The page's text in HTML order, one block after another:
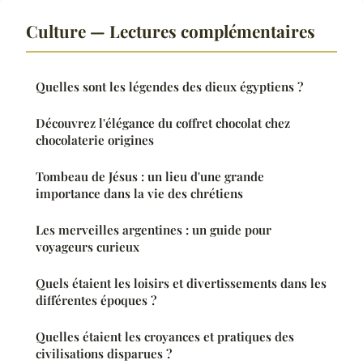
Culture — Lectures complémentaires
Quelles sont les légendes des dieux égyptiens ?
Découvrez l'élégance du coffret chocolat chez
chocolaterie origines
Tombeau de Jésus : un lieu d'une grande
importance dans la vie des chrétiens
Les merveilles argentines : un guide pour
voyageurs curieux
Quels étaient les loisirs et divertissements dans les
différentes époques ?
Quelles étaient les croyances et pratiques des
civilisations disparues ?